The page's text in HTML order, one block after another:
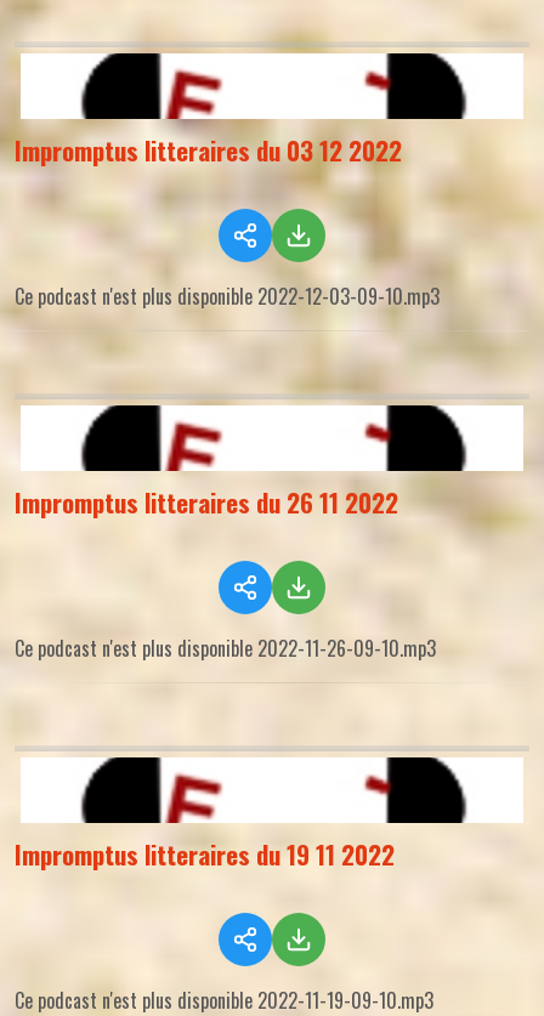
Impromptus litteraires du 03 12 2022
Ce podcast n'est plus disponible 2022-12-03-09-10.mp3
Impromptus litteraires du 26 11 2022
Ce podcast n'est plus disponible 2022-11-26-09-10.mp3
Impromptus litteraires du 19 11 2022
Ce podcast n'est plus disponible 2022-11-19-09-10.mp3